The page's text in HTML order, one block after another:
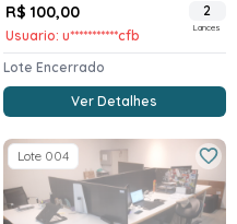
R$ 100,00
Usuario: u***********cfb
2
Lances
Lote Encerrado
Ver Detalhes
Lote 004